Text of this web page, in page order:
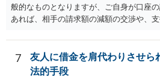
般的なものとなりますが、ご自身が口座
あれば、相手の請求額の減額の交渉や、
7
友人に借金を肩代わりさせら
法的手段